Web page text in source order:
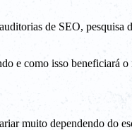
de SEO, pesquisa
e como isso beneficiará o
muito dependendo do